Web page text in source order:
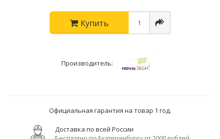
Купить
Производитель:
Официальная гарантия на товар 1 год.
Доставка по всей России